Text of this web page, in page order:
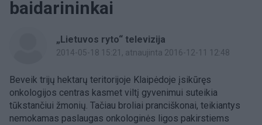
baidarininkai
„Lietuvos ryto“ televizija
2014-05-18 15:21 , atnaujinta 2016-12-11 12:48
Beveik trijų hektarų teritorijoje Klaipėdoje įsikūręs
onkologijos centras kasmet viltį gyvenimui suteikia
tūkstančiui žmonių. Tačiau broliai pranciškonai, teikiantys
nemokamas paslaugas onkologinės ligos pakirstiems